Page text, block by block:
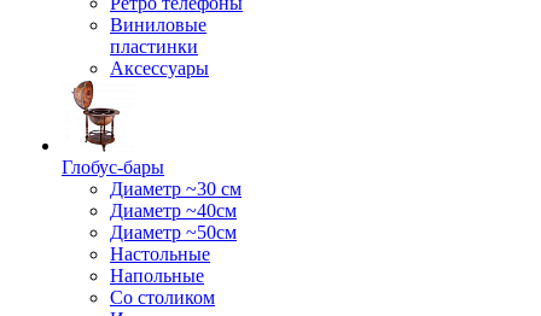
Виниловые
пластинки
Аксессуары
Глобус-бары
Диаметр ~30 см
Диаметр ~40см
Диаметр ~50см
Настольные
Напольные
Со столиком